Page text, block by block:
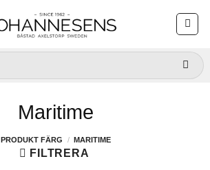
Maritime
PRODUKT FÄRG / MARITIME
FILTRERA